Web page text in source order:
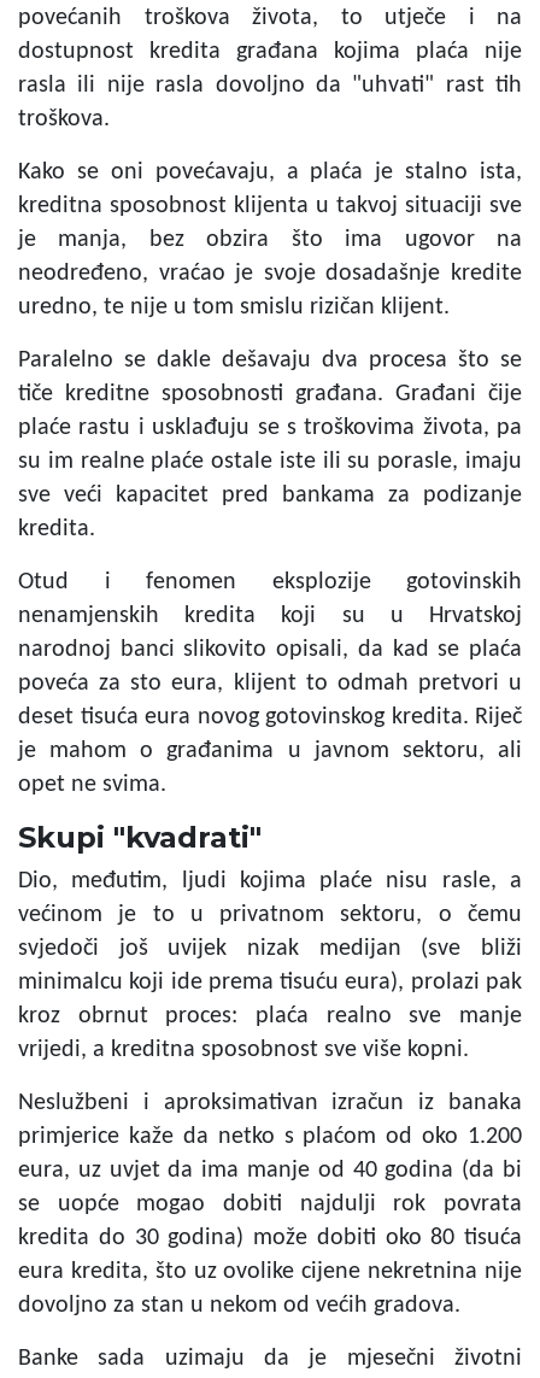
povećanih troškova života, to utječe i na
dostupnost kredita građana kojima plaća nije
rasla ili nije rasla dovoljno da "uhvati" rast tih
troškova.
Kako se oni povećavaju, a plaća je stalno ista,
kreditna sposobnost klijenta u takvoj situaciji sve
je manja, bez obzira što ima ugovor na
neodređeno, vraćao je svoje dosadašnje kredite
uredno, te nije u tom smislu rizičan klijent.
Paralelno se dakle dešavaju dva procesa što se
tiče kreditne sposobnosti građana. Građani čije
plaće rastu i usklađuju se s troškovima života, pa
su im realne plaće ostale iste ili su porasle, imaju
sve veći kapacitet pred bankama za podizanje
kredita.
Otud i fenomen eksplozije gotovinskih
nenamjenskih kredita koji su u Hrvatskoj
narodnoj banci slikovito opisali, da kad se plaća
poveća za sto eura, klijent to odmah pretvori u
deset tisuća eura novog gotovinskog kredita. Riječ
je mahom o građanima u javnom sektoru, ali
opet ne svima.
Skupi "kvadrati"
Dio, međutim, ljudi kojima plaće nisu rasle, a
većinom je to u privatnom sektoru, o čemu
svjedoči još uvijek nizak medijan (sve bliži
minimalcu koji ide prema tisuću eura), prolazi pak
kroz obrnut proces: plaća realno sve manje
vrijedi, a kreditna sposobnost sve više kopni.
Neslužbeni i aproksimativan izračun iz banaka
primjerice kaže da netko s plaćom od oko 1.200
eura, uz uvjet da ima manje od 40 godina (da bi
se uopće mogao dobiti najdulji rok povrata
kredita do 30 godina) može dobiti oko 80 tisuća
eura kredita, što uz ovolike cijene nekretnina nije
dovoljno za stan u nekom od većih gradova.
Banke sada uzimaju da je mjesečni životni